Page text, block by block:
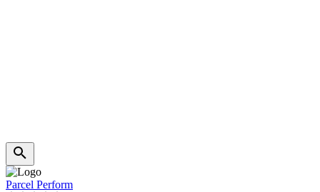
Parcel Perform